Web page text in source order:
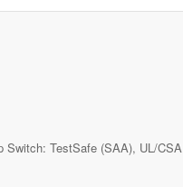
Switch: TestSafe (SAA), UL/CSA